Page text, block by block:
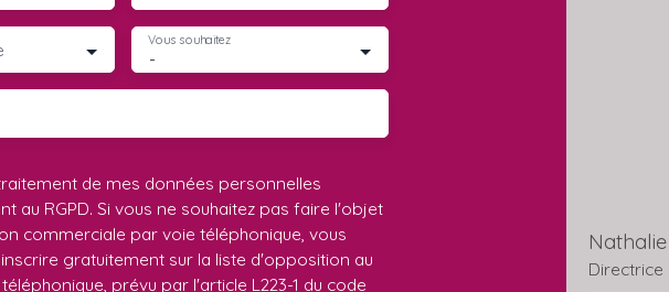
-
Vous souhaitez
de mes données personnelles
au RGPD. Si vous ne souhaitez pas faire l'objet
commerciale par voie téléphonique, vous
gratuitement sur la liste d'opposition au
prévu par l'article L223-1 du code
Nathalie
Directrice